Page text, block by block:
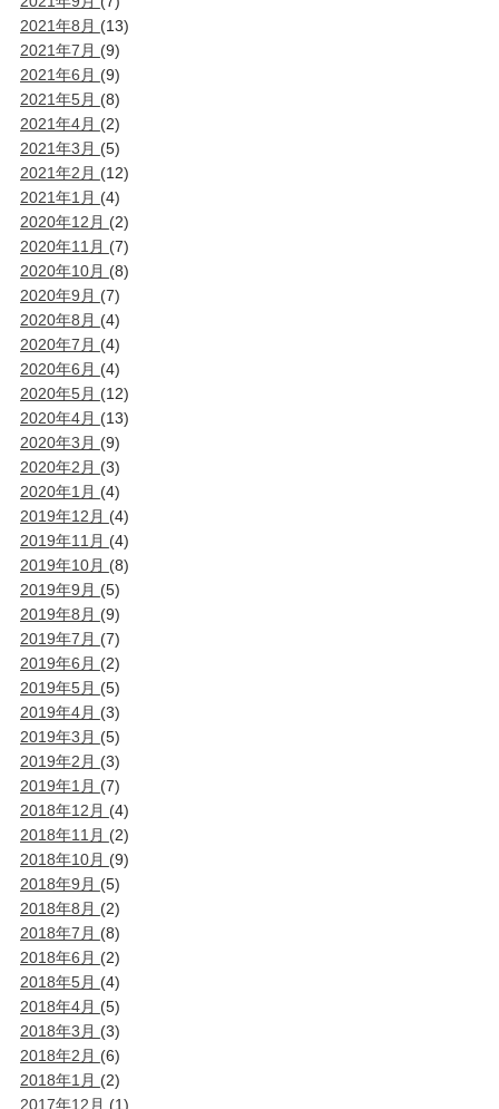
2021年8月 (13)
2021年7月 (9)
2021年6月 (9)
2021年5月 (8)
2021年4月 (2)
2021年3月 (5)
2021年2月 (12)
2021年1月 (4)
2020年12月 (2)
2020年11月 (7)
2020年10月 (8)
2020年9月 (7)
2020年8月 (4)
2020年7月 (4)
2020年6月 (4)
2020年5月 (12)
2020年4月 (13)
2020年3月 (9)
2020年2月 (3)
2020年1月 (4)
2019年12月 (4)
2019年11月 (4)
2019年10月 (8)
2019年9月 (5)
2019年8月 (9)
2019年7月 (7)
2019年6月 (2)
2019年5月 (5)
2019年4月 (3)
2019年3月 (5)
2019年2月 (3)
2019年1月 (7)
2018年12月 (4)
2018年11月 (2)
2018年10月 (9)
2018年9月 (5)
2018年8月 (2)
2018年7月 (8)
2018年6月 (2)
2018年5月 (4)
2018年4月 (5)
2018年3月 (3)
2018年2月 (6)
2018年1月 (2)
2017年12月 (1)